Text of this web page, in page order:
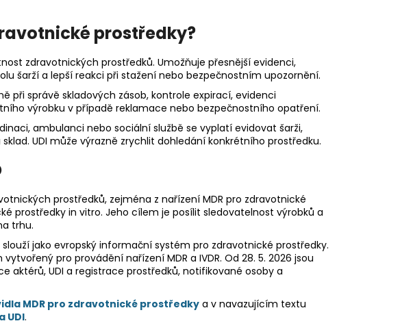
prostředky?
zdravotnických prostředků. Umožňuje přesnější evidenci,
šarží a lepší reakci při stažení nebo bezpečnostním upozornění.
při správě skladových zásob, kontrole expirací, evidenci
výrobku v případě reklamace nebo bezpečnostního opatření.
ambulanci nebo sociální službě se vyplatí evidovat šarži,
UDI může výrazně zrychlit dohledání konkrétního prostředku.
prostředků, zejména z nařízení MDR pro zdravotnické
prostředky in vitro. Jeho cílem je posílit sledovatelnost výrobků a
trhu.
slouží jako evropský informační systém pro zdravotnické prostředky.
vytvořený pro provádění nařízení MDR a IVDR. Od 28. 5. 2026 jsou
aktérů, UDI a registrace prostředků, notifikované osoby a
MDR pro zdravotnické prostředky a v navazujícím textu
UDI.